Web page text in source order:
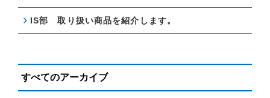
IS部 取り扱い商品を紹介します。
すべてのアーカイブ